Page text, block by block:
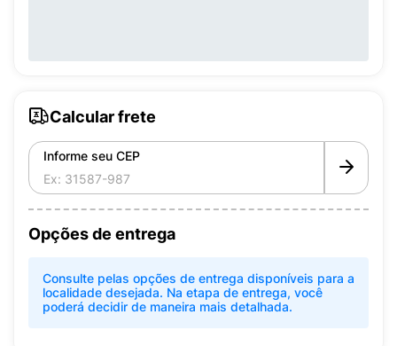
Calcular frete
Informe seu CEP
Opções de entrega
Consulte pelas opções de entrega disponíveis para a
localidade desejada. Na etapa de entrega, você
poderá decidir de maneira mais detalhada.